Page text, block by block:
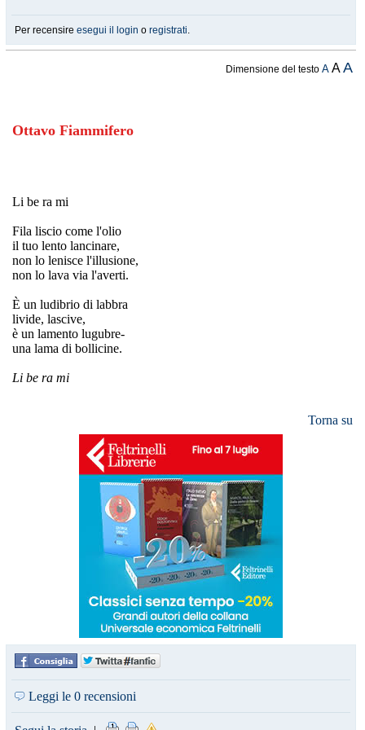
Per recensire esegui il login o registrati.
Dimensione del testoA AA
Ottavo Fiammifero
Li be ra mi
Fila liscio come l'olio
il tuo lento lancinare,
non lo lenisce l'illusione,
non lo lava via l'averti.
È un ludibrio di labbra
livide, lascive,
è un lamento lugubre-
una lama di bollicine.
Li be ra mi
Torna su
Leggi le 0 recensioni